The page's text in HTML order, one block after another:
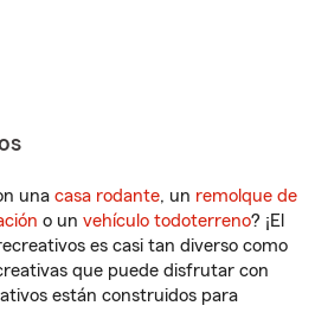
una casa rodante, un remolque de
o un vehículo todoterreno? ¡El
es casi tan diverso como
que puede disfrutar con
están construidos para